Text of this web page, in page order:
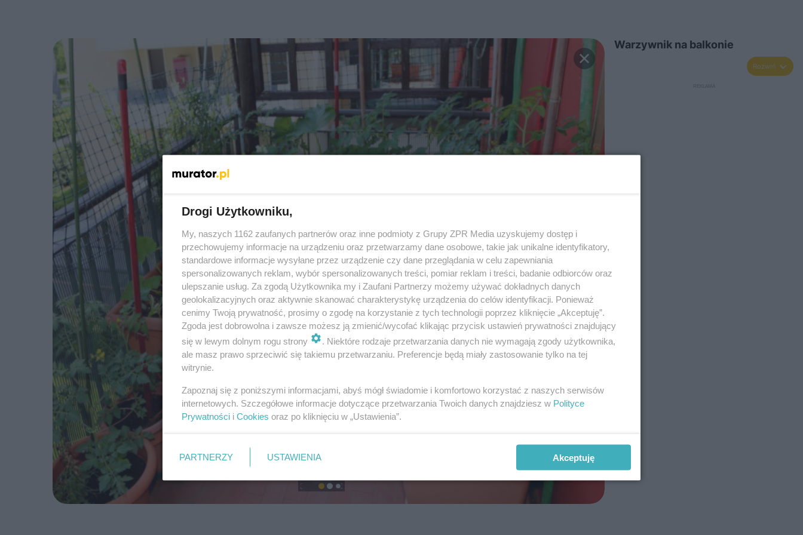
Warzywnik na balkonie
Rozwiń
Drogi Użytkowniku,
My, naszych 1162 zaufanych partnerów oraz inne podmioty z Grupy ZPR Media uzyskujemy dostęp i
przechowujemy informacje na urządzeniu oraz przetwarzamy dane osobowe, takie jak unikalne identyfikatory,
standardowe informacje wysyłane przez urządzenie czy dane przeglądania w celu zapewniania
spersonalizowanych reklam, wybór spersonalizowanych treści, pomiar reklam i treści, badanie odbiorców oraz
ulepszanie usług. Za zgodą Użytkownika my i Zaufani Partnerzy możemy używać dokładnych danych
geolokalizacyjnych oraz aktywnie skanować charakterystykę urządzenia do celów identyfikacji. Ponieważ
cenimy Twoją prywatność, prosimy o zgodę na korzystanie z tych technologii poprzez kliknięcie „Akceptuję”.
Zgoda jest dobrowolna i zawsze możesz ją zmienić/wycofać klikając przycisk ustawień prywatności znajdujący
się w lewym dolnym rogu strony
. Niektóre rodzaje przetwarzania danych nie wymagają zgody użytkownika,
ale masz prawo sprzeciwić się takiemu przetwarzaniu. Preferencje będą miały zastosowanie tylko na tej
witrynie.
Zapoznaj się z poniższymi informacjami, abyś mógł świadomie i komfortowo korzystać z naszych serwisów
internetowych. Szczegółowe informacje dotyczące przetwarzania Twoich danych znajdziesz w Polityce
Prywatności i Cookies oraz po kliknięciu w „Ustawienia”.
PARTNERZY USTAWIENIA Akceptuję